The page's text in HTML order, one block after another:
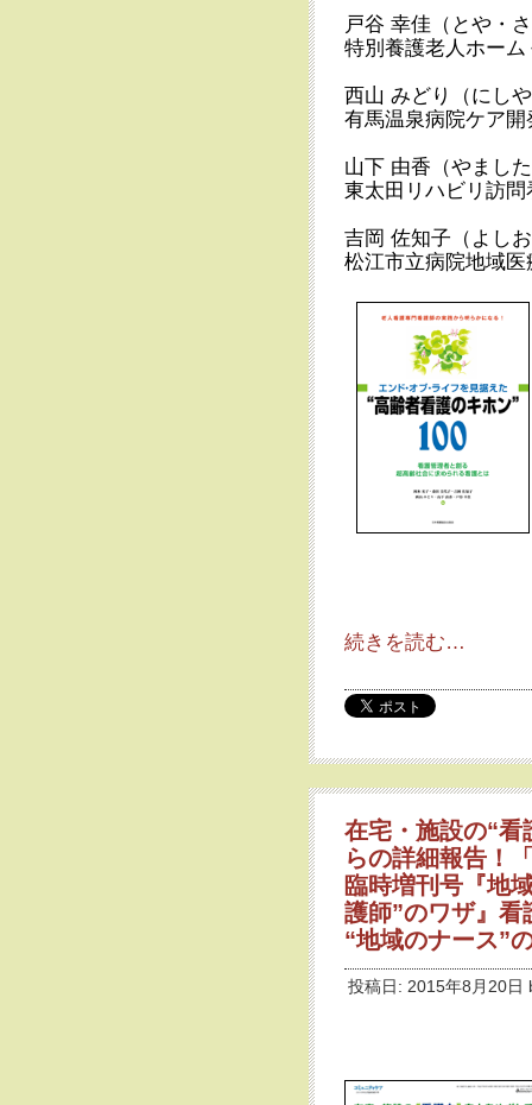
戸谷 幸佳（とや・
特別養護老人ホーム
西山 みどり（にし
有馬温泉病院ケア開
山下 由香（やまし
東太田リハビリ訪
吉岡 佐知子（よし
松江市立病院地域医
続きを読む…
在宅・施設の“看
らの詳細報告！
臨時増刊号『地
護師”のワザ』看
“地域のナース”
投稿日: 2015年8月20日